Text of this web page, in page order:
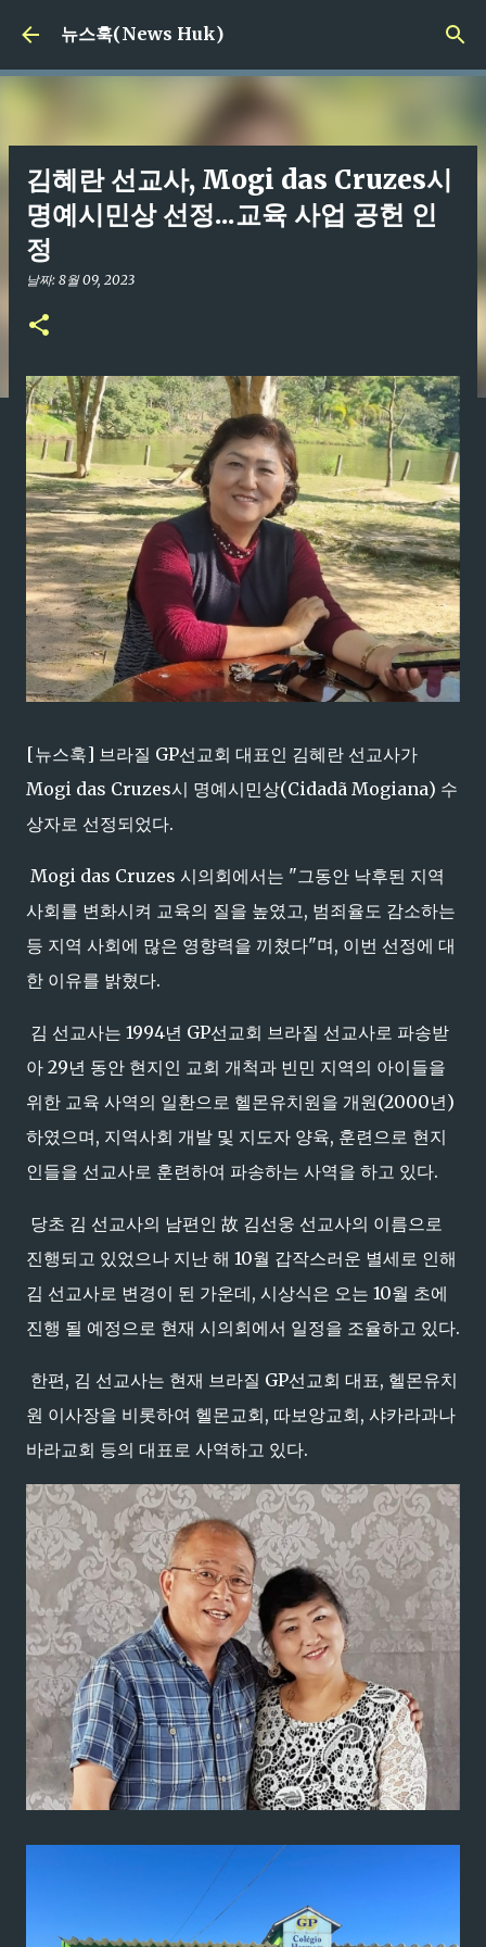
기본 콘텐츠로 건너뛰기
뉴스훅(News Huk)
김혜란 선교사, Mogi das Cruzes시
명예시민상 선정...교육 사업 공헌 인
정
날짜: 8월 09, 2023
[뉴스훅] 브라질 GP선교회 대표인 김혜란 선교사가
Mogi das Cruzes시 명예시민상(Cidadã Mogiana) 수
상자로 선정되었다.
Mogi das Cruzes 시의회에서는 "그동안 낙후된 지역
사회를 변화시켜 교육의 질을 높였고, 범죄율도 감소하는
등 지역 사회에 많은 영향력을 끼쳤다"며, 이번 선정에 대
한 이유를 밝혔다.
김 선교사는 1994년 GP선교회 브라질 선교사로 파송받
아 29년 동안 현지인 교회 개척과 빈민 지역의 아이들을
위한 교육 사역의 일환으로 헬몬유치원을 개원(2000년)
하였으며, 지역사회 개발 및 지도자 양육, 훈련으로 현지
인들을 선교사로 훈련하여 파송하는 사역을 하고 있다.
당초 김 선교사의 남편인 故 김선웅 선교사의 이름으로
진행되고 있었으나 지난 해 10월 갑작스러운 별세로 인해
김 선교사로 변경이 된 가운데, 시상식은 오는 10월 초에
진행 될 예정으로 현재 시의회에서 일정을 조율하고 있다.
한편, 김 선교사는 현재 브라질 GP선교회 대표, 헬몬유치
원 이사장을 비롯하여 헬몬교회, 따보앙교회, 샤카라과나
바라교회 등의 대표로 사역하고 있다.